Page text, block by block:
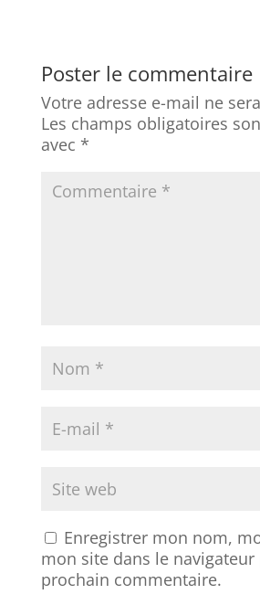
Poster le commentaire
Votre adresse e-mail ne
Les champs obligatoires
avec *
Enregistrer mon nom,
mon site dans le
prochain commentaire.